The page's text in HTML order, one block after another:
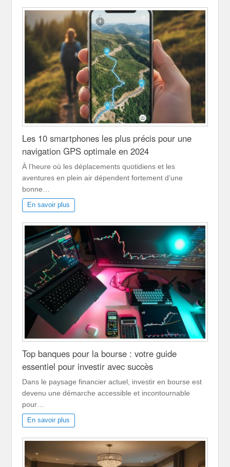
Les 10 smartphones les plus précis pour une
navigation GPS optimale en 2024
À l’heure où les déplacements quotidiens et les
aventures en plein air dépendent fortement d’une
bonne…
En savoir plus
Top banques pour la bourse : votre guide
essentiel pour investir avec succès
Dans le paysage financier actuel, investir en bourse est
devenu une démarche accessible et incontournable
pour…
En savoir plus